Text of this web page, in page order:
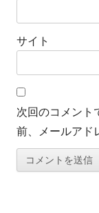
サイト
次回のコメント
前、メールアド